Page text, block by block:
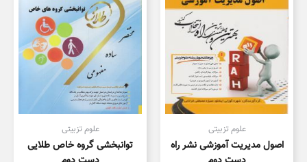
علوم تزبیتی
اصول مدیریت آموزشی نشر راه
علوم تزبیتی
توانبخشی گروه خاص طلایی